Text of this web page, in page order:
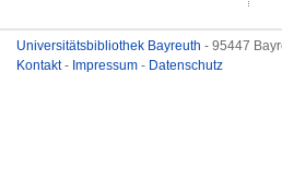
Universitätsbibliothek Bayreuth - 95447
Kontakt- Impressum - Datenschutz